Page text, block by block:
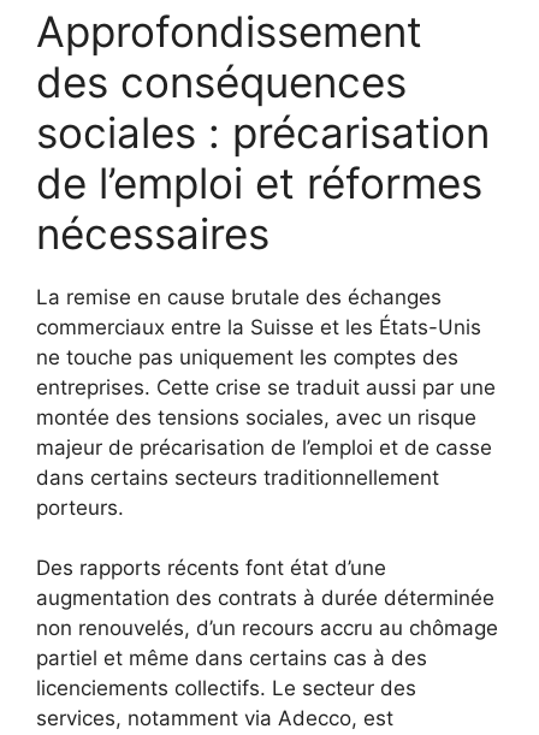
Approfondissement
des conséquences
sociales : précarisation
de l’emploi et réformes
nécessaires
La remise en cause brutale des échanges
commerciaux entre la Suisse et les États-Unis
ne touche pas uniquement les comptes des
entreprises. Cette crise se traduit aussi par une
montée des tensions sociales, avec un risque
majeur de précarisation de l’emploi et de casse
dans certains secteurs traditionnellement
porteurs.
Des rapports récents font état d’une
augmentation des contrats à durée déterminée
non renouvelés, d’un recours accru au chômage
partiel et même dans certains cas à des
licenciements collectifs. Le secteur des
services, notamment via Adecco, est